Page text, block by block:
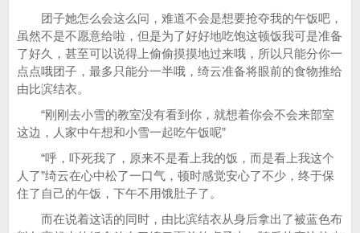
团子她怎么会这么问，难道不会是想要抢夺我的午饭吧，
虽然不是不愿意给啦，但是为了好好地吃饱这顿饭我可是准备
了好久，甚至可以说得上偷偷摸摸地过来哦，所以只能分你一
点点哦团子，最多只能分一半哦，绮云准备将眼前的食物推给
由比滨结衣。
“刚刚去小雪的教室没有看到你，就想着你会不会来部室
这边，人家中午想和小雪一起吃午饭呢”
“呼，吓死我了，原来不是看上我的饭，而是看上我这个
人了”绮云在心中松了一口气，顿时感觉安心了不少，终于保
住了自己的午饭，下午不用饿肚子了。
而在说着这话的同时，由比滨结衣从身后拿出了被蓝色布